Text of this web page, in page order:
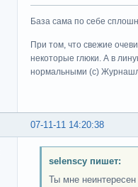
База сама по себе
При том, что свежие
некоторые глюки. А в
нормальными (c)
07-11-11 14:20:38
selenscy пишет:
Ты мне